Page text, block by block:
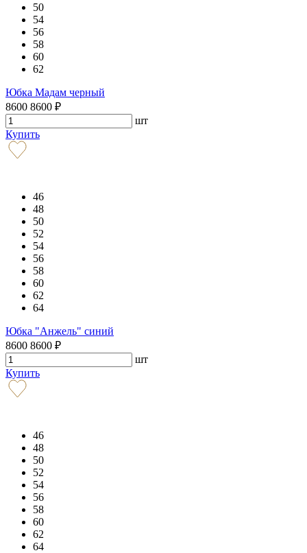
50
54
56
58
60
62
Юбка Мадам черный
8600 8600 ₽
шт
Купить
46
48
50
52
54
56
58
60
62
64
Юбка "Анжель" синий
8600 8600 ₽
шт
Купить
46
48
50
52
54
56
58
60
62
64